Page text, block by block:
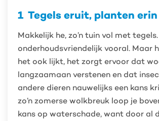
1 Tegels eruit, planten erin
Makkelijk he, zo’n tuin vol met
onderhoudsvriendelijk vooral. Maar
het ook lijkt, het zorgt ervoor dat
langzaamaan verstenen en dat
andere dieren nauwelijks een kans
zo’n zomerse wolkbreuk loop je
kans op waterschade, want door al